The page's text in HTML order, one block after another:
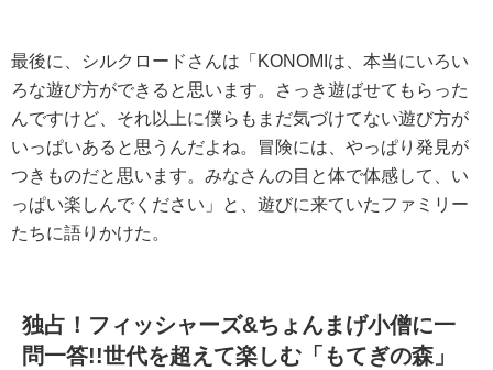
最後に、シルクロードさんは「KONOMIは、本当にいろい
ろな遊び方ができると思います。さっき遊ばせてもらった
んですけど、それ以上に僕らもまだ気づけてない遊び方が
いっぱいあると思うんだよね。冒険には、やっぱり発見が
つきものだと思います。みなさんの目と体で体感して、い
っぱい楽しんでください」と、遊びに来ていたファミリー
たちに語りかけた。
独占！フィッシャーズ&ちょんまげ小僧に一
問一答!!世代を超えて楽しむ「もてぎの森」